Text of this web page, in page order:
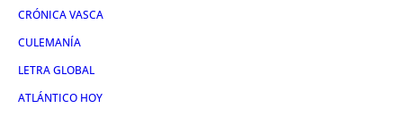
CRÓNICA VASCA
CULEMANÍA
LETRA GLOBAL
ATLÁNTICO HOY